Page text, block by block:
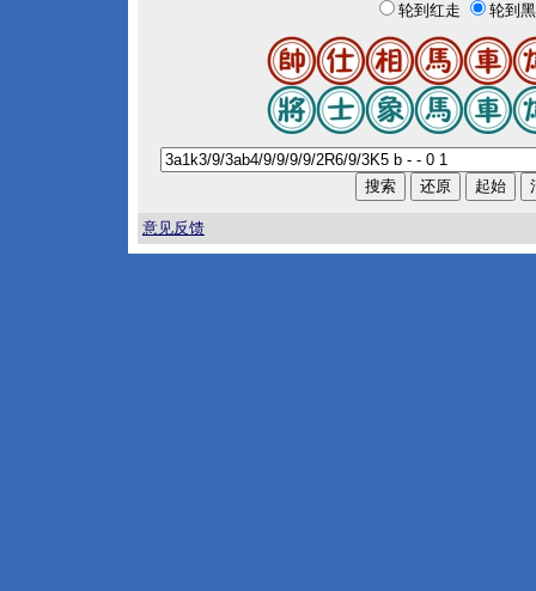
轮到红走 轮到
意见反馈